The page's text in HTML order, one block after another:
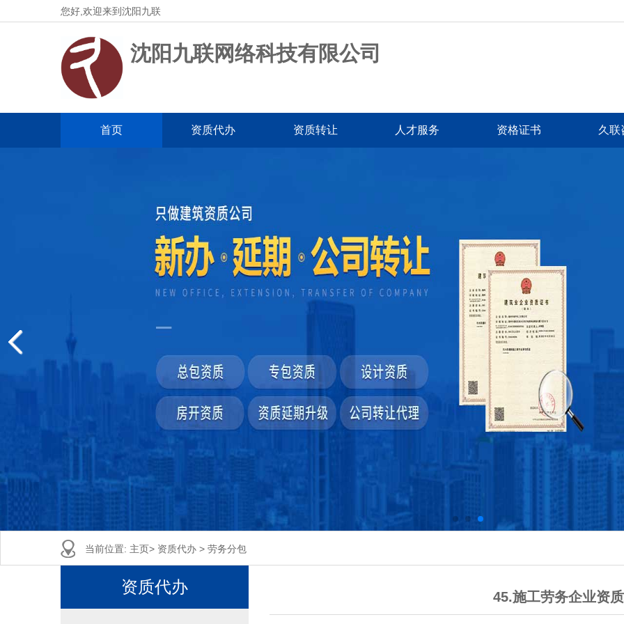
您好,欢迎来到沈阳九联
沈阳九联网络科技有限公司
首页 资质代办 资质转让 人才服务 资格证书 久联
当前位置: 主页> 资质代办 > 劳务分包
资质代办
45.施工劳务企业资